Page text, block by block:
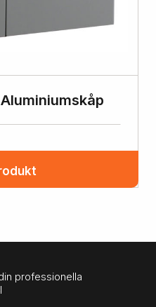
professionella